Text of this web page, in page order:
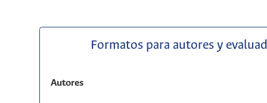
Formatos para autores y
Autores